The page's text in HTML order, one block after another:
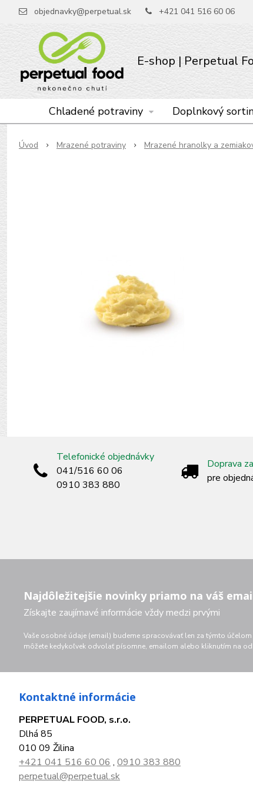
E-shop | Perpetual
objednavky@perpetual.sk +421 041 516 60 06
Chladené potraviny Doplnkový
Úvod Mrazené potraviny Mrazené hranolky a
Telefonické objednávky
041/516 60 06
0910 383 880
Doprava
pre
Najdôležitejšie novinky priamo na váš
Získajte zaujímavé informácie vždy medzi prvými
Vaše osobné údaje (email) budeme spracovávať len za týmto
môžete kedykoľvek odvolať písomne, emailom alebo kliknutím na
Kontaktné informácie
PERPETUAL FOOD, s.r.o.
Dlhá 85
010 09 Žilina
+421 041 516 60 06 , 0910 383 880
perpetual@perpetual.sk